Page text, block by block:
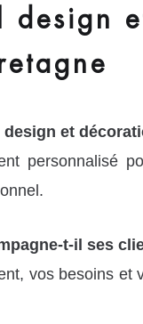
design
design et
personnalisé
t-il ses
vos besoins